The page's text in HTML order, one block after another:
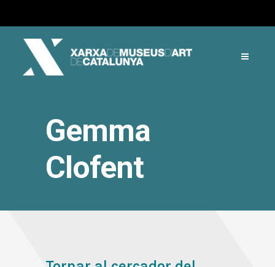
Gemma
Clofent